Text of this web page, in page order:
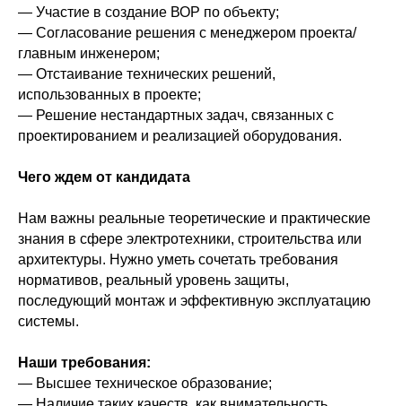
— Участие в создание ВОР по объекту;
— Согласование решения с менеджером проекта/
главным инженером;
— Отстаивание технических решений,
использованных в проекте;
— Решение нестандартных задач, связанных с
проектированием и реализацией оборудования.
Чего ждем от кандидата
Нам важны реальные теоретические и практические
знания в сфере электротехники, строительства или
архитектуры. Нужно уметь сочетать требования
нормативов, реальный уровень защиты,
последующий монтаж и эффективную эксплуатацию
системы.
Наши требования:
— Высшее техническое образование;